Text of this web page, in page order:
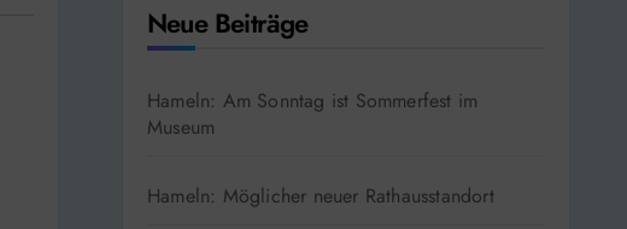
Neue Beiträge
Hameln: Am Sonntag ist Sommerfest im
Museum
Hameln: Möglicher neuer Rathausstandort